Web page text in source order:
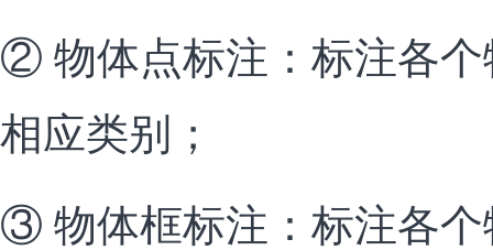
② 物体点标注：标注各
相应类别；
③ 物体框标注：标注各